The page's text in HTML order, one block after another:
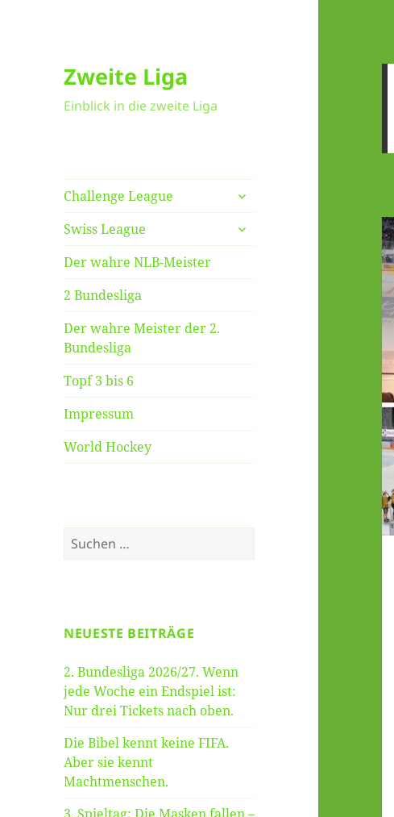
Zweite Liga
Einblick in die zweite Liga
Challenge League
untermenü
anzeigen
Swiss League
untermenü
anzeigen
Der wahre NLB-Meister
2 Bundesliga
Der wahre Meister der 2.
Bundesliga
Topf 3 bis 6
Impressum
World Hockey
Suche
nach:
NEUESTE BEITRÄGE
2. Bundesliga 2026/27. Wenn
jede Woche ein Endspiel ist:
Nur drei Tickets nach oben.
Die Bibel kennt keine FIFA.
Aber sie kennt
Machtmenschen.